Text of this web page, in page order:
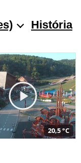
História
20,5 °C